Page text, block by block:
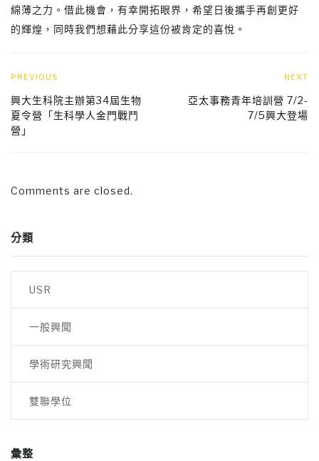
綿薄之力。借此機會，有幸開拓眼界，希望日後攜手再創更好
的輝煌，同時我們想藉此分享這份被肯定的喜悅。
PREVIOUS
興大生科院主辦第34屆生物
夏令營「生科學人金門戰鬥
營」
NEXT
亞太事務青年培訓營 7/2-
7/5興大登場
Comments are closed.
分類
USR
一般興聞
學術研究興聞
雙聯學位
彙整